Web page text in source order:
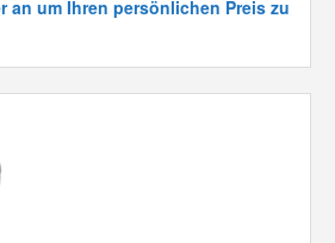
an um Ihren persönlichen Preis zu